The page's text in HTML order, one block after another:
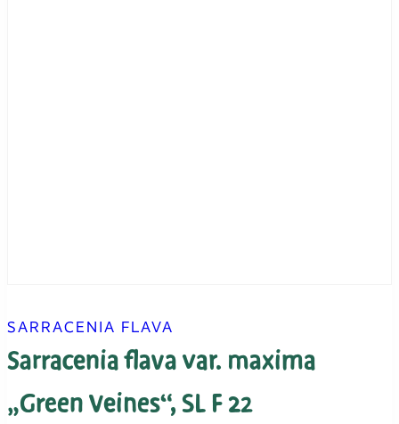
SARRACENIA FLAVA
Sarracenia flava var. maxima
„Green Veines“, SL F 22